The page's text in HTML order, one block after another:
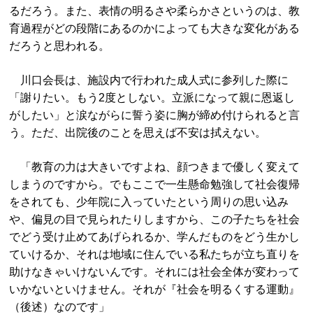
るだろう。また、表情の明るさや柔らかさというのは、教
育過程がどの段階にあるのかによっても大きな変化がある
だろうと思われる。
川口会長は、施設内で行われた成人式に参列した際に
「謝りたい。もう2度としない。立派になって親に恩返し
がしたい」と涙ながらに誓う姿に胸が締め付けられると言
う。ただ、出院後のことを思えば不安は拭えない。
「教育の力は大きいですよね、顔つきまで優しく変えて
しまうのですから。でもここで一生懸命勉強して社会復帰
をされても、少年院に入っていたという周りの思い込み
や、偏見の目で見られたりしますから、この子たちを社会
でどう受け止めてあげられるか、学んだものをどう生かし
ていけるか、それは地域に住んでいる私たちが立ち直りを
助けなきゃいけないんです。それには社会全体が変わって
いかないといけません。それが『社会を明るくする運動』
（後述）なのです」